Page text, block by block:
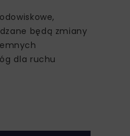
będą zmiany
dla ruchu